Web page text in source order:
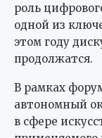
роль
одной из
этом году
продолжатся.
В рамках
автономный
в сфере